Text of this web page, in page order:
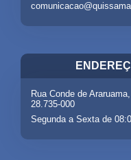
Rua Conde de
28.735-000
Segunda a Sexta de